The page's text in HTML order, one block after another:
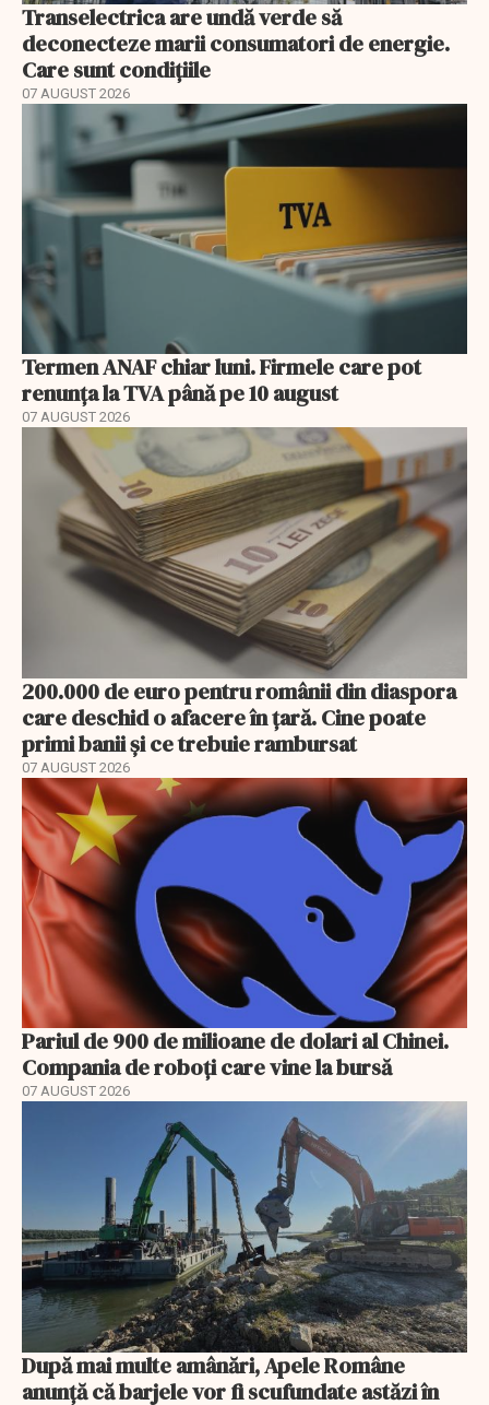
Transelectrica are undă verde să
deconecteze marii consumatori de energie.
Care sunt condițiile
07 AUGUST 2026
Termen ANAF chiar luni. Firmele care pot
renunța la TVA până pe 10 august
07 AUGUST 2026
200.000 de euro pentru românii din diaspora
care deschid o afacere în țară. Cine poate
primi banii și ce trebuie rambursat
07 AUGUST 2026
Pariul de 900 de milioane de dolari al Chinei.
Compania de roboți care vine la bursă
07 AUGUST 2026
După mai multe amânări, Apele Române
anunță că barjele vor fi scufundate astăzi în